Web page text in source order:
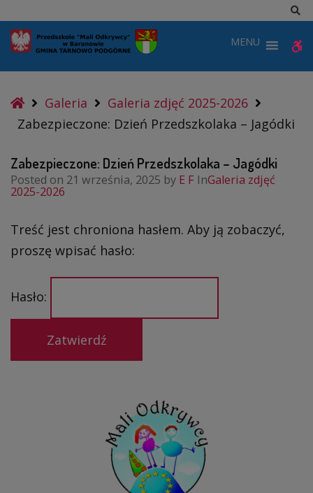
Dzień
Przedszkolaka
–
Jagódki
MENU
HomeGaleria
Galeria zdjęć 2025-2026
Zabezpieczone: Dzień Przedszkolaka – Jagódki
Zabezpieczone: Dzień Przedszkolaka – Jagódki
Posted on 21 września, 2025 by E F InGaleria zdjęć
2025-2026
Treść jest chroniona hasłem. Aby ją zobaczyć,
proszę wpisać hasło:
Hasło: